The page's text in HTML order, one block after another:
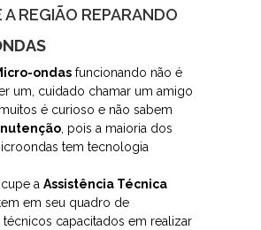
REGIÃO REPARANDO
ondas funcionando não é
um, cuidado chamar um amigo
é curioso e não sabem
, pois a maioria dos
tem tecnologia
a Assistência Técnica
em seu quadro de
capacitados em realizar